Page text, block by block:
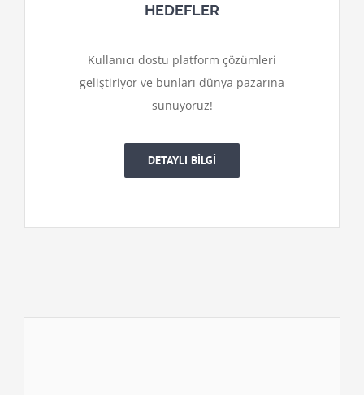
HEDEFLER
Kullanıcı dostu platform çözümleri
geliştiriyor ve bunları dünya pazarına
sunuyoruz!
DETAYLI BİLGİ